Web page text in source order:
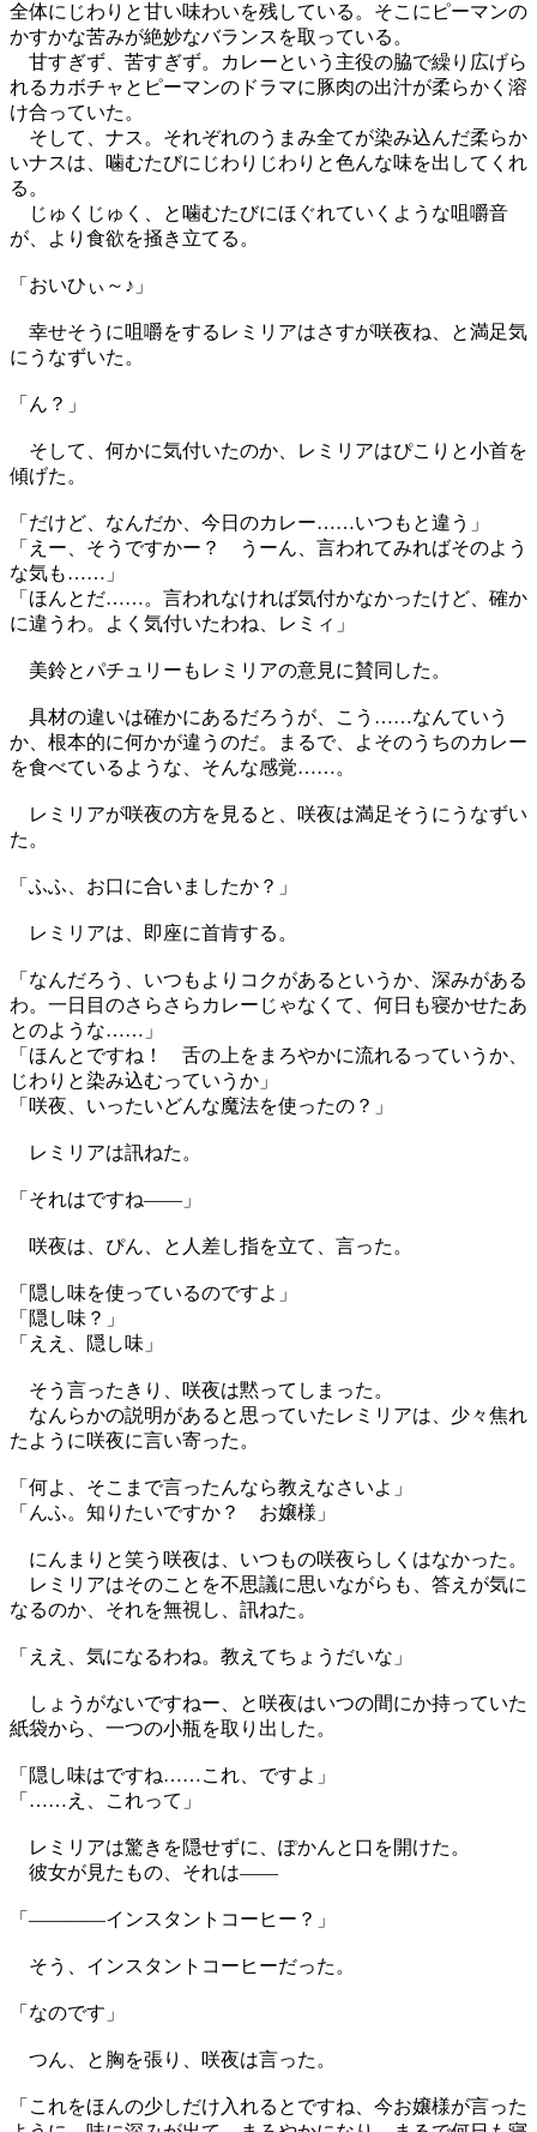
全体にじわりと甘い味わいを残している。そこにピーマンの
かすかな苦みが絶妙なバランスを取っている。
甘すぎず、苦すぎず。カレーという主役の脇で繰り広げら
れるカボチャとピーマンのドラマに豚肉の出汁が柔らかく溶
け合っていた。
そして、ナス。それぞれのうまみ全てが染み込んだ柔らか
いナスは、噛むたびにじわりじわりと色んな味を出してくれ
る。
じゅくじゅく、と噛むたびにほぐれていくような咀嚼音
が、より食欲を掻き立てる。
「おいひぃ～♪」
幸せそうに咀嚼をするレミリアはさすが咲夜ね、と満足気
にうなずいた。
「ん？」
そして、何かに気付いたのか、レミリアはぴこりと小首を
傾げた。
「だけど、なんだか、今日のカレー……いつもと違う」
「えー、そうですかー？ うーん、言われてみればそのよう
な気も……」
「ほんとだ……。言われなければ気付かなかったけど、確か
に違うわ。よく気付いたわね、レミィ」
美鈴とパチュリーもレミリアの意見に賛同した。
具材の違いは確かにあるだろうが、こう……なんていう
か、根本的に何かが違うのだ。まるで、よそのうちのカレー
を食べているような、そんな感覚……。
レミリアが咲夜の方を見ると、咲夜は満足そうにうなずい
た。
「ふふ、お口に合いましたか？」
レミリアは、即座に首肯する。
「なんだろう、いつもよりコクがあるというか、深みがある
わ。一日目のさらさらカレーじゃなくて、何日も寝かせたあ
とのような……」
「ほんとですね！ 舌の上をまろやかに流れるっていうか、
じわりと染み込むっていうか」
「咲夜、いったいどんな魔法を使ったの？」
レミリアは訊ねた。
「それはですね――」
咲夜は、ぴん、と人差し指を立て、言った。
「隠し味を使っているのですよ」
「隠し味？」
「ええ、隠し味」
そう言ったきり、咲夜は黙ってしまった。
なんらかの説明があると思っていたレミリアは、少々焦れ
たように咲夜に言い寄った。
「何よ、そこまで言ったんなら教えなさいよ」
「んふ。知りたいですか？ お嬢様」
にんまりと笑う咲夜は、いつもの咲夜らしくはなかった。
レミリアはそのことを不思議に思いながらも、答えが気に
なるのか、それを無視し、訊ねた。
「ええ、気になるわね。教えてちょうだいな」
しょうがないですねー、と咲夜はいつの間にか持っていた
紙袋から、一つの小瓶を取り出した。
「隠し味はですね……これ、ですよ」
「……え、これって」
レミリアは驚きを隠せずに、ぽかんと口を開けた。
彼女が見たもの、それは――
「――――インスタントコーヒー？」
そう、インスタントコーヒーだった。
「なのです」
つん、と胸を張り、咲夜は言った。
「これをほんの少しだけ入れるとですね、今お嬢様が言った